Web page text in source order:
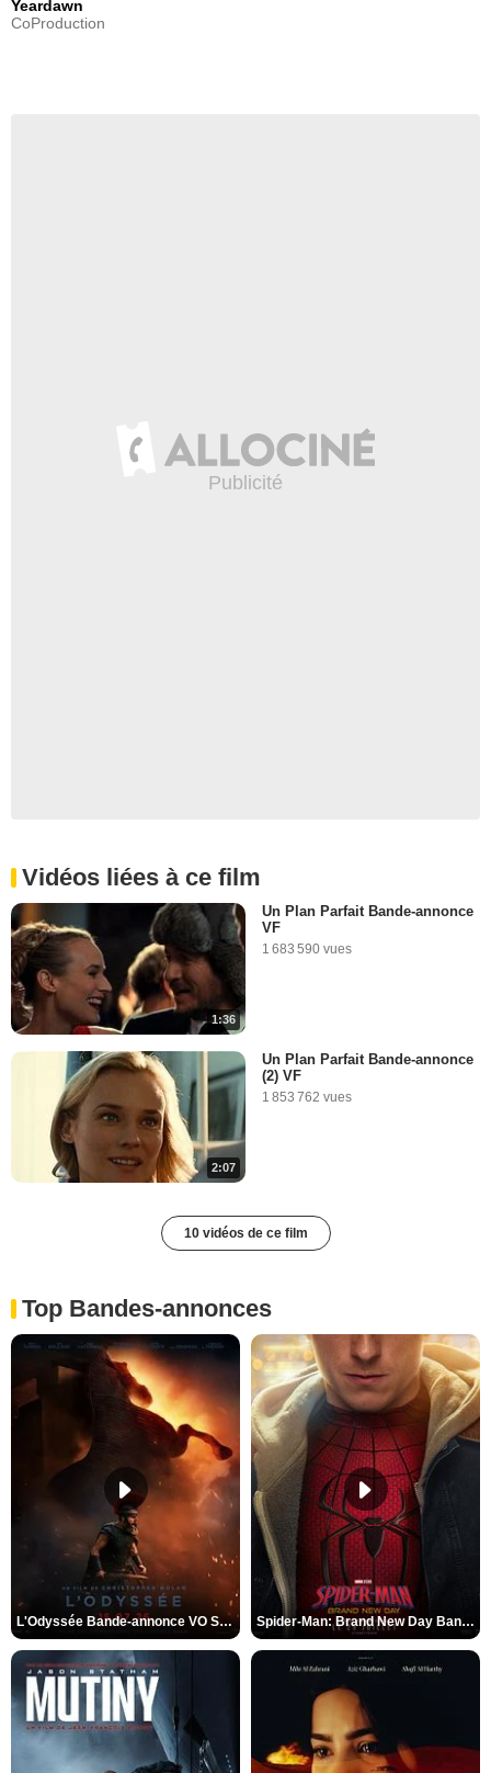
Yeardawn
CoProduction
Vidéos liées à ce film
1:36
Un Plan Parfait Bande-annonce
VF
1 683 590 vues
2:07
Un Plan Parfait Bande-annonce
(2) VF
1 853 762 vues
10 vidéos de ce film
Top Bandes-annonces
L'Odyssée Bande-annonce VO STFR Spider-Man: Brand New Day Bande-annonce VO STFR